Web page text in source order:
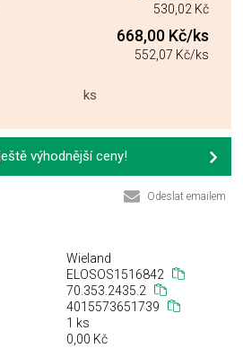
530,02 Kč
668,00 Kč/ks
552,07 Kč/ks
ks
výhodnější ceny!
Odeslat emailem
Wieland
ELOSOS1516842
70.353.2435.2
4015573651739
1 ks
0,00 Kč